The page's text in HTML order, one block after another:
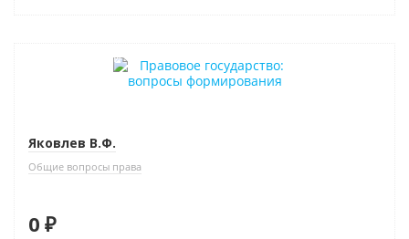
Нет в наличии
Яковлев В.Ф.
Общие вопросы права
0 ₽